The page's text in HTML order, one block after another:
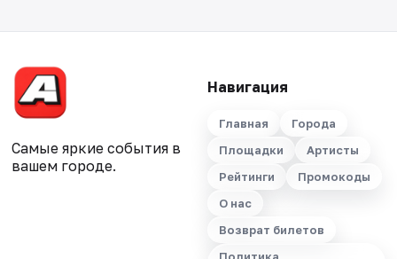
Самые яркие события в
вашем городе.
Навигация
Главная
Города
Площадки
Артисты
Рейтинги
Промокоды
О нас
Возврат билетов